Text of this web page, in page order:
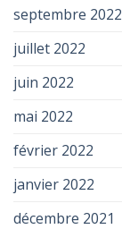
septembre 2022
juillet 2022
juin 2022
mai 2022
février 2022
janvier 2022
décembre 2021